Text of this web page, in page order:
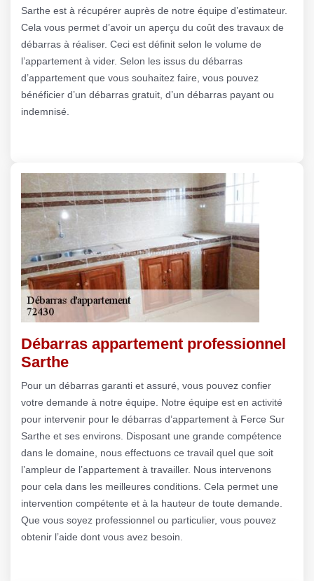
Sarthe est à récupérer auprès de notre équipe d’estimateur.
Cela vous permet d’avoir un aperçu du coût des travaux de
débarras à réaliser. Ceci est définit selon le volume de
l’appartement à vider. Selon les issus du débarras
d’appartement que vous souhaitez faire, vous pouvez
bénéficier d’un débarras gratuit, d’un débarras payant ou
indemnisé.
Débarras appartement professionnel
Sarthe
Pour un débarras garanti et assuré, vous pouvez confier
votre demande à notre équipe. Notre équipe est en activité
pour intervenir pour le débarras d’appartement à Ferce Sur
Sarthe et ses environs. Disposant une grande compétence
dans le domaine, nous effectuons ce travail quel que soit
l’ampleur de l’appartement à travailler. Nous intervenons
pour cela dans les meilleures conditions. Cela permet une
intervention compétente et à la hauteur de toute demande.
Que vous soyez professionnel ou particulier, vous pouvez
obtenir l’aide dont vous avez besoin.